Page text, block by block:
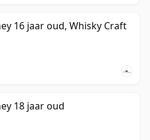
16 jaar oud, Whisky Craft
18 jaar oud